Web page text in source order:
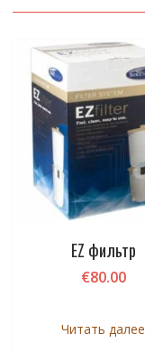
EZ фильтр
€80.00
Читать далее